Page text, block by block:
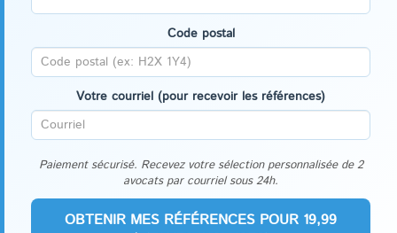
Code postal
Votre courriel (pour recevoir les références)
Paiement sécurisé. Recevez votre sélection personnalisée de 2
avocats par courriel sous 24h.